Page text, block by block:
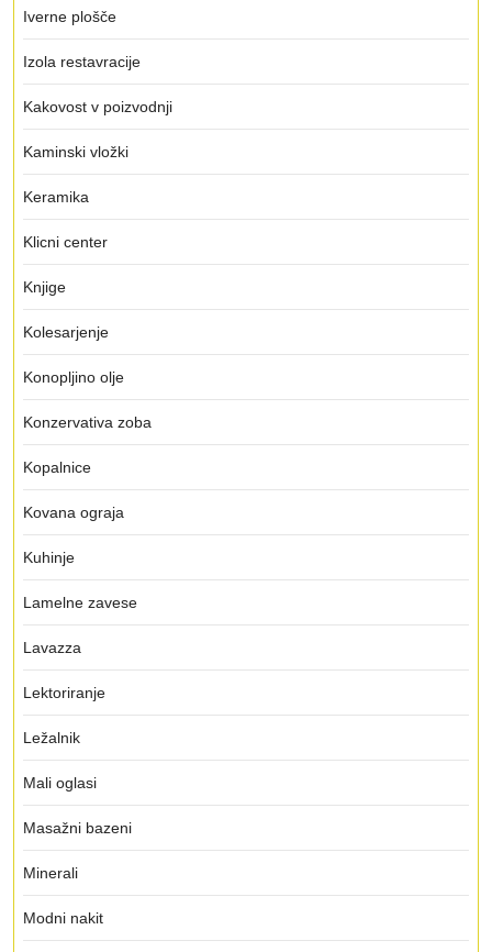
Iverne plošče
Izola restavracije
Kakovost v poizvodnji
Kaminski vložki
Keramika
Klicni center
Knjige
Kolesarjenje
Konopljino olje
Konzervativa zoba
Kopalnice
Kovana ograja
Kuhinje
Lamelne zavese
Lavazza
Lektoriranje
Ležalnik
Mali oglasi
Masažni bazeni
Minerali
Modni nakit